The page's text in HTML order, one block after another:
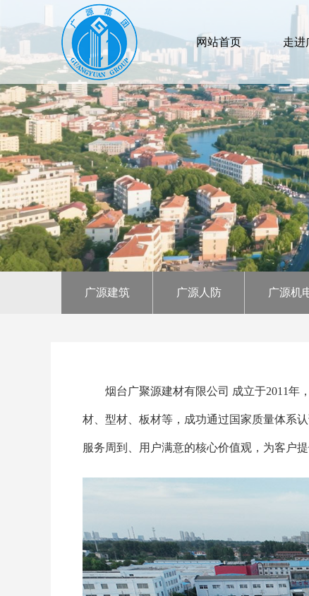
网站首页 走进
广源建筑 广源人防 广源机
烟台广聚源建材有限公司 成立于2011年，
材、型材、板材等，成功通过国家质量体系
服务周到、用户满意的核心价值观，为客户